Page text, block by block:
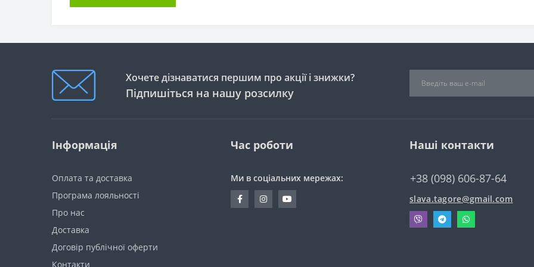
Хочете дізнаватися першим про акції і знижки?
Підпишіться на нашу розсилку
Інформація
Оплата та доставка
Програма лояльності
Про нас
Доставка
Договір публічної оферти
Контакти
Час роботи
Ми в соціальних мережах:
Наші контакти
+38 (098) 606-87-64
slava.tagore@gmail.com